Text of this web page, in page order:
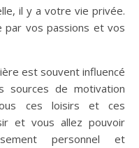
il y a votre vie privée.
par vos passions et vos
est souvent influencé
sources de motivation
ces loisirs et ces
et vous allez pouvoir
personnel et